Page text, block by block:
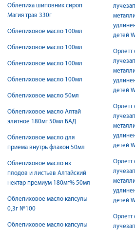
Облепиха шиповник сироп
Магия трав 330г
Облепиховое масло 100мл
Облепиховое масло 100мл
Облепиховое масло 100мл
Облепиховое масло 100мл
Облепиховое масло 50мл
Облепиховое масло Алтай
элитное 180мг 50мл БАД
Облепиховое масло для
приема внутрь флакон 50мл
Облепиховое масло из
плодов и листьев Алтайский
нектар премиум 180мг% 50мл
Облепиховое масло капсулы
0,3г №100
Облепиховое масло капсулы
детей
Орлетт
детей
Орлетт
детей
Орлетт
детей
Орлетт